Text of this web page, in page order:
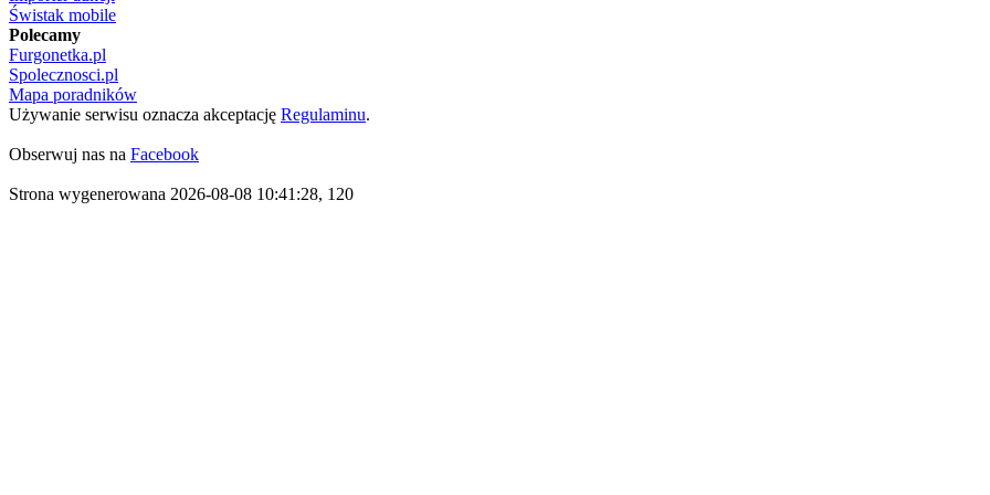
Świstak mobile
Polecamy
Furgonetka.pl
Spolecznosci.pl
Mapa poradników
Używanie serwisu oznacza akceptację Regulaminu.
Obserwuj nas na Facebook
Strona wygenerowana 2026-08-08 10:41:28, 120